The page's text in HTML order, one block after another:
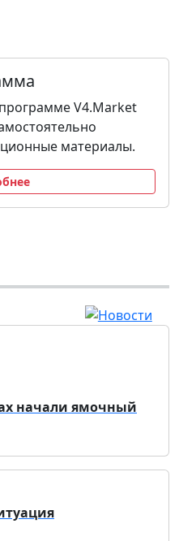
V4.Market
материалы.
начали ямочный